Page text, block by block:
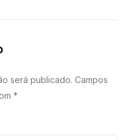
será publicado. Campos
*